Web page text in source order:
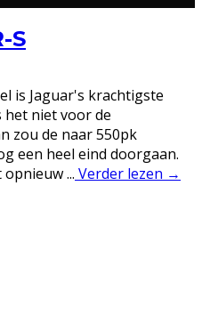
S
is Jaguar's krachtigste
het niet voor de
zou de naar 550pk
een heel eind doorgaan.
... Verder lezen →